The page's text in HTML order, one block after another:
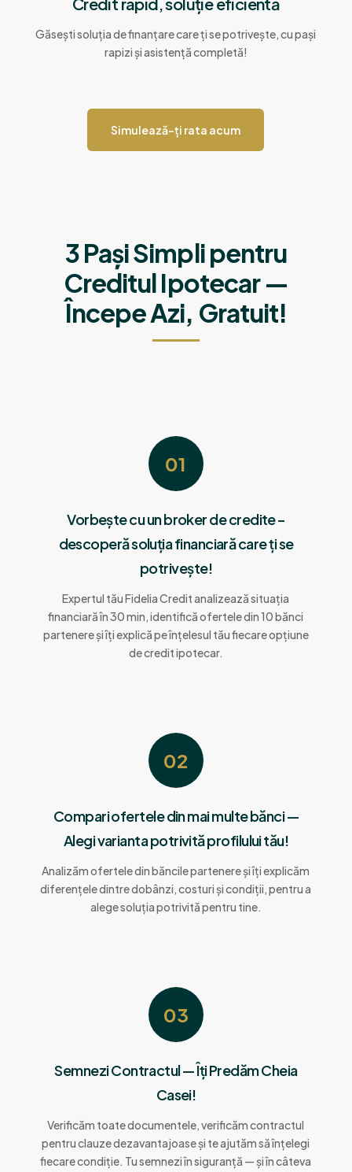
Găsești soluția de finanțare care ți se potrivește, cu pași
rapizi și asistență completă!
Simulează-ți rata acum
3 Pași Simpli pentru
Creditul Ipotecar —
Începe Azi, Gratuit!
01
Vorbește cu un broker de credite –
descoperă soluția financiară care ți se
potrivește!
Expertul tău Fidelia Credit analizează situația
financiară în 30 min, identifică ofertele din 10 bănci
partenere și îți explică pe înțelesul tău fiecare opțiune
de credit ipotecar.
02
Compari ofertele din mai multe bănci —
Alegi varianta potrivită profilului tău!
Analizăm ofertele din băncile partenere și îți explicăm
diferențele dintre dobânzi, costuri și condiții, pentru a
alege soluția potrivită pentru tine.
03
Semnezi Contractul — Îți Predăm Cheia
Casei!
Verificăm toate documentele, verificăm contractul
pentru clauze dezavantajoase și te ajutăm să înțelegi
fiecare condiție. Tu semnezi în siguranță — și în câteva